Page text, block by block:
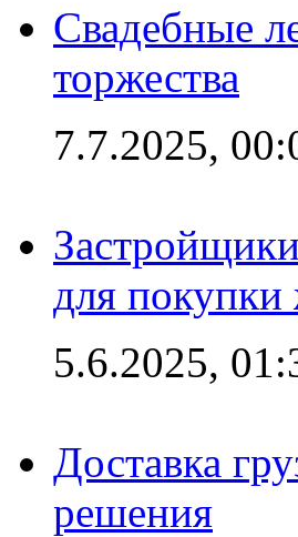
Свадебные
торжества
7.7.2025,
для покупки
5.6.2025,
Доставка
решения